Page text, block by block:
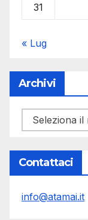
31
« Lug
Archivi
Archivi
Contattaci
info@atamai.it